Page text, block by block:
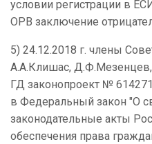
условии регистрации в
ОРВ заключение
5) 24.12.2018 г. члены
А.А.Клишас,
ГД законопроект №
в Федеральный закон "О
законодательные акты
обеспечения права